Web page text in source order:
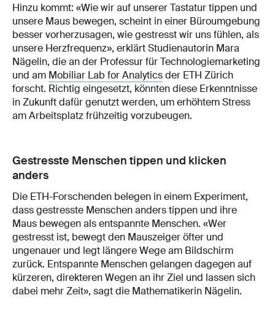
Hinzu kommt: «Wie wir auf unserer Tastatur tippen und
unsere Maus bewegen, scheint in einer Büroumgebung
besser vorherzusagen, wie gestresst wir uns fühlen, als
unsere Herzfrequenz», erklärt Studienautorin Mara
Nägelin, die an der Professur für Technologiemarketing
und am Mobiliar Lab for Analyticsder ETH Zürich
forscht. Richtig eingesetzt, könnten diese Erkenntnisse
in Zukunft dafür genutzt werden, um erhöhtem Stress
am Arbeitsplatz frühzeitig vorzubeugen.
Gestresste Menschen tippen und klicken
anders
Die ETH-Forschenden belegen in einem Experiment,
dass gestresste Menschen anders tippen und ihre
Maus bewegen als entspannte Menschen. «Wer
gestresst ist, bewegt den Mauszeiger öfter und
ungenauer und legt längere Wege am Bildschirm
zurück. Entspannte Menschen gelangen dagegen auf
kürzeren, direkteren Wegen an ihr Ziel und lassen sich
dabei mehr Zeit», sagt die Mathematikerin Nägelin.